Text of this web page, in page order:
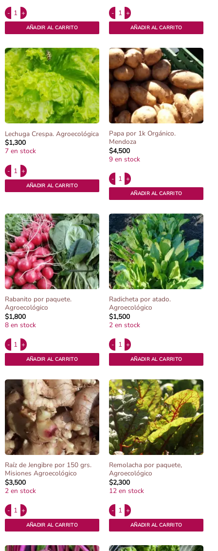
Espinaca por atado. Agroecológica cantidad
AÑADIR AL CARRITO
Laurel fresco x 10 hojas La Querencia
AÑADIR AL CARRITO
Lechuga Crespa. Agroecológica
$1,300
7 en stock
Lechuga Crespa. Agroecológica cantidad
AÑADIR AL CARRITO
Papa por 1k Orgánico.
Mendoza
$4,500
9 en stock
Papa por 1k Orgánico. Mendoza cantidad
AÑADIR AL CARRITO
Rabanito por paquete.
Agroecológico
$1,800
8 en stock
Rabanito por paquete. Agroecológico cantidad
AÑADIR AL CARRITO
Radicheta por atado.
Agroecológico
$1,500
2 en stock
Radicheta por atado. Agroecológico
AÑADIR AL CARRITO
Raíz de Jengibre por 150 grs.
Misiones Agroecológico
$3,500
2 en stock
Raíz de Jengibre por 150 grs. Misiones Agroecológico cantidad
AÑADIR AL CARRITO
Remolacha por paquete,
Agroecológico
$2,300
12 en stock
Remolacha por paquete, Agroecológico
AÑADIR AL CARRITO